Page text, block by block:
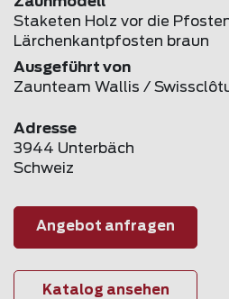
Staketen Holz vor die
Lärchenkantpfosten braun
Ausgeführt von
Zaunteam Wallis /
Adresse
3944 Unterbäch
Schweiz
Angebot anfragen
Katalog ansehen